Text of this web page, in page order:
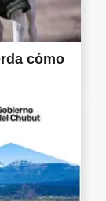
cómo